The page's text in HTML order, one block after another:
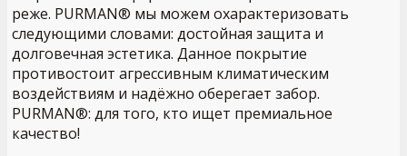
реже. PURMAN® мы можем охарактеризовать
следующими словами: достойная защита и
долговечная эстетика. Данное покрытие
противостоит агрессивным климатическим
воздействиям и надёжно оберегает забор.
PURMAN®: для того, кто ищет премиальное
качество!